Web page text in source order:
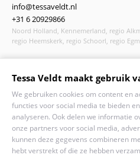
Tessa Veldt maakt gebruik
We gebruiken cookies om content en
functies voor social media te bieden
analyseren. Ook delen we informatie
onze partners voor social media,
kunnen deze gegevens combineren
hebt verstrekt of die ze hebben
info@tessaveldt.nl
+31 6 20929866
Noord Holland, Kennemerland, regio
regio Heemskerk, regio Schoorl, regio